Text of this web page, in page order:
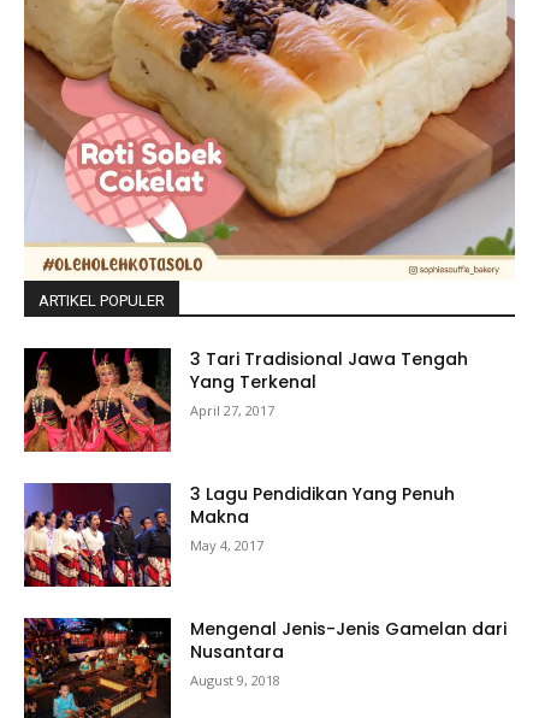
ARTIKEL POPULER
3 Tari Tradisional Jawa Tengah
Yang Terkenal
April 27, 2017
3 Lagu Pendidikan Yang Penuh
Makna
May 4, 2017
Mengenal Jenis-Jenis Gamelan dari
Nusantara
August 9, 2018